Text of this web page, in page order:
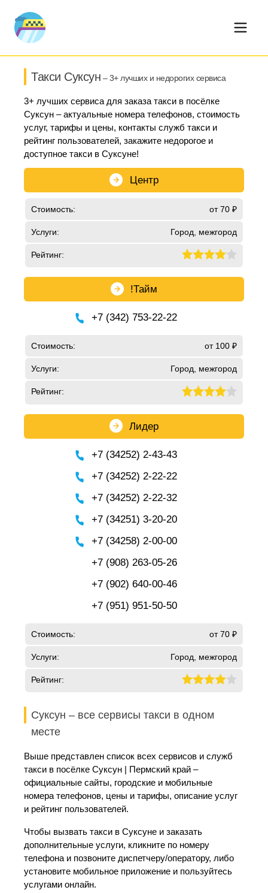
Такси Суксун – 3+ лучших и недорогих сервиса
3+ лучших сервиса для заказа такси в посёлке
Суксун – актуальные номера телефонов, стоимость
услуг, тарифы и цены, контакты служб такси и
рейтинг пользователей, закажите недорогое и
доступное такси в Суксуне!
Центр
Стоимость: от 70 ₽
Услуги: Город, межгород
Рейтинг:
!Тайм
+7 (342) 753-22-22
Стоимость: от 100 ₽
Услуги: Город, межгород
Рейтинг:
Лидер
+7 (34252) 2-43-43
+7 (34252) 2-22-22
+7 (34252) 2-22-32
+7 (34251) 3-20-20
+7 (34258) 2-00-00
+7 (908) 263-05-26
+7 (902) 640-00-46
+7 (951) 951-50-50
Стоимость: от 70 ₽
Услуги: Город, межгород
Рейтинг:
Суксун – все сервисы такси в одном
месте
Выше представлен список всех сервисов и служб
такси в посёлке Суксун | Пермский край –
официальные сайты, городские и мобильные
номера телефонов, цены и тарифы, описание услуг
и рейтинг пользователей.
Чтобы вызвать такси в Суксуне и заказать
дополнительные услуги, кликните по номеру
телефона и позвоните диспетчеру/оператору, либо
установите мобильное приложение и пользуйтесь
услугами онлайн.